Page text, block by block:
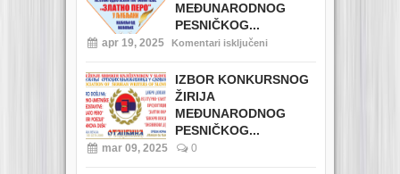
MEĐUNARODNOG
PESNIČKOG...
apr 19, 2025 Komentari isključeni
IZBOR KONKURSNOG
ŽIRIJA
MEĐUNARODNOG
PESNIČKOG...
mar 09, 2025 0